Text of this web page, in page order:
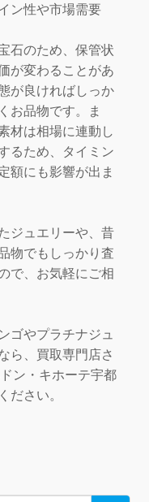
ン性や市場需要
石のため、保管状
が変わることがあ
が良ければしっか
お品物です。ま
材は相場に連動し
るため、タイミン
額にも影響が出ま
ジュエリーや、昔
物でもしっかり査
で、お気軽にご相
ゴやプラチナジュ
ら、買取専門店さ
ン・キホーテ宇都
ださい。